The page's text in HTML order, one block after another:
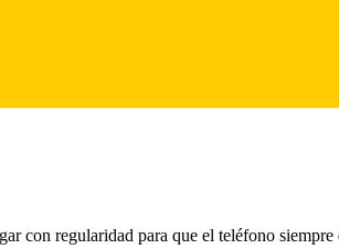
con regularidad para que el teléfono siempre